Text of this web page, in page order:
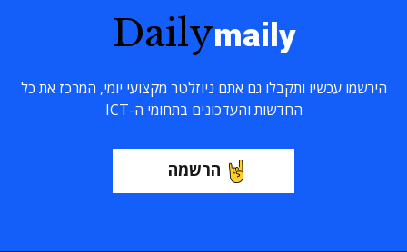
Dailymaily
הירשמו עכשיו ותקבלו גם אתם ניוזלטר מקצועי יומי, המרכז את כל
החדשות והעדכונים בתחומי ה-ICT
הרשמה